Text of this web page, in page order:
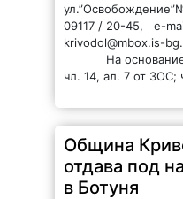
09117 / 20-45, e-
krivodol@mbox.is-
На основание
чл. 14, ал. 7 от ЗОС;
Община
отдава под
в Ботуня